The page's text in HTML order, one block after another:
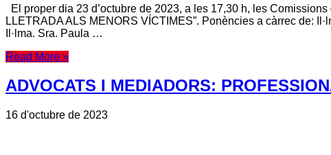
El proper dia 23 d’octubre de 2023, a les 17,30 h, les
LLETRADA ALS MENORS VÍCTIMES”. Ponències a càrrec de:
Il·lma. Sra. Paula …
Read More »
ADVOCATS I MEDIADORS:
16 d'octubre de 2023